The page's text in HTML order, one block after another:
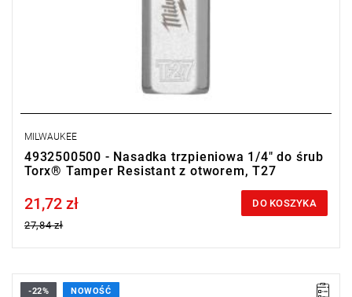
MILWAUKEE
4932500500 - Nasadka trzpieniowa 1/4" do śrub
Torx® Tamper Resistant z otworem, T27
Price tax included
21,72 zł
27,84 zł
DO KOSZYKA
-22% NOWOŚĆ